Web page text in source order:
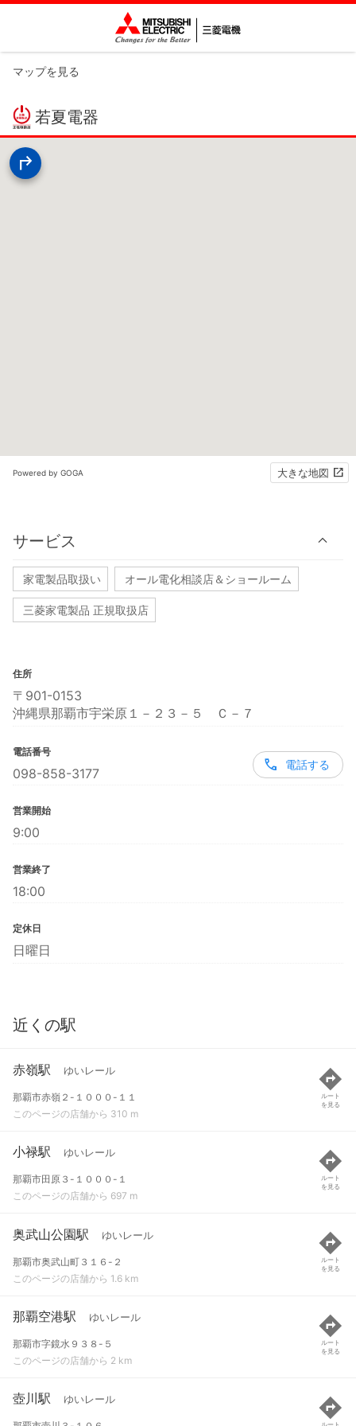
マップを見る
若夏電器
Powered by GOGA 大きな地図
サービス
家電製品取扱い オール電化相談店＆ショールーム
三菱家電製品 正規取扱店
住所
〒901-0153
沖縄県那覇市宇栄原１－２３－５ Ｃ－７
電話番号
098-858-3177
電話する
営業開始
9:00
営業終了
18:00
定休日
日曜日
近くの駅
赤嶺駅 ゆいレール
那覇市赤嶺２-１０００-１１
このページの店舗から 310 m
ルート
を見る
小禄駅 ゆいレール
那覇市田原３-１０００-１
このページの店舗から 697 m
ルート
を見る
奥武山公園駅 ゆいレール
那覇市奥武山町３１６-２
このページの店舗から 1.6 km
ルート
を見る
那覇空港駅 ゆいレール
那覇市字鏡水９３８-５
このページの店舗から 2 km
ルート
を見る
壺川駅 ゆいレール